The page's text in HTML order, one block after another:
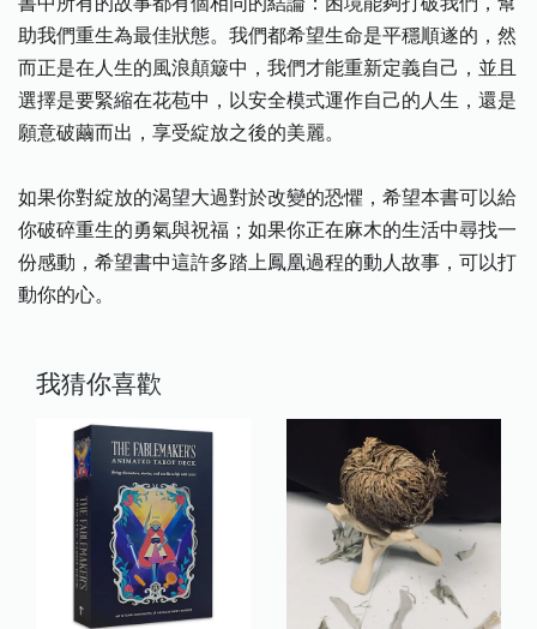
助我們重生為最佳狀態。我們都希望生命是平穩順遂的，然
而正是在人生的風浪顛簸中，我們才能重新定義自己，並且
選擇是要緊縮在花苞中，以安全模式運作自己的人生，還是
願意破繭而出，享受綻放之後的美麗。
如果你對綻放的渴望大過對於改變的恐懼，希望本書可以給
你破碎重生的勇氣與祝福；如果你正在麻木的生活中尋找一
份感動，希望書中這許多踏上鳳凰過程的動人故事，可以打
動你的心。
我猜你喜歡